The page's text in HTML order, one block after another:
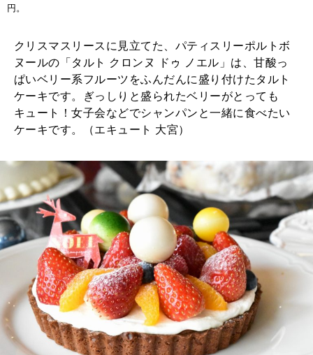
円。
クリスマスリースに見立てた、パティスリーポルトボ
ヌールの「タルト クロンヌ ドゥ ノエル」は、甘酸っ
ぱいベリー系フルーツをふんだんに盛り付けたタルト
ケーキです。ぎっしりと盛られたベリーがとっても
キュート！女子会などでシャンパンと一緒に食べたい
ケーキです。（エキュート 大宮）